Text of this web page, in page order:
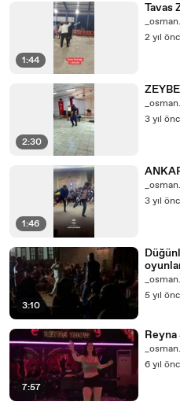
1:44
Tavas
2 yıl
2:30
3 yıl
1:46
3 yıl
3:10
5 yıl
7:57
6 yıl